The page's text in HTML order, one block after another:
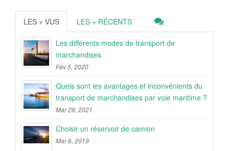
LES + VUS LES + RÉCENTS
Les différents modes de transport de
marchandises
Fév 5, 2020
Quels sont les avantages et inconvénients du
transport de marchandises par voie maritime ?
Mar 28, 2021
Choisir un réservoir de camion
Mar 6, 2019